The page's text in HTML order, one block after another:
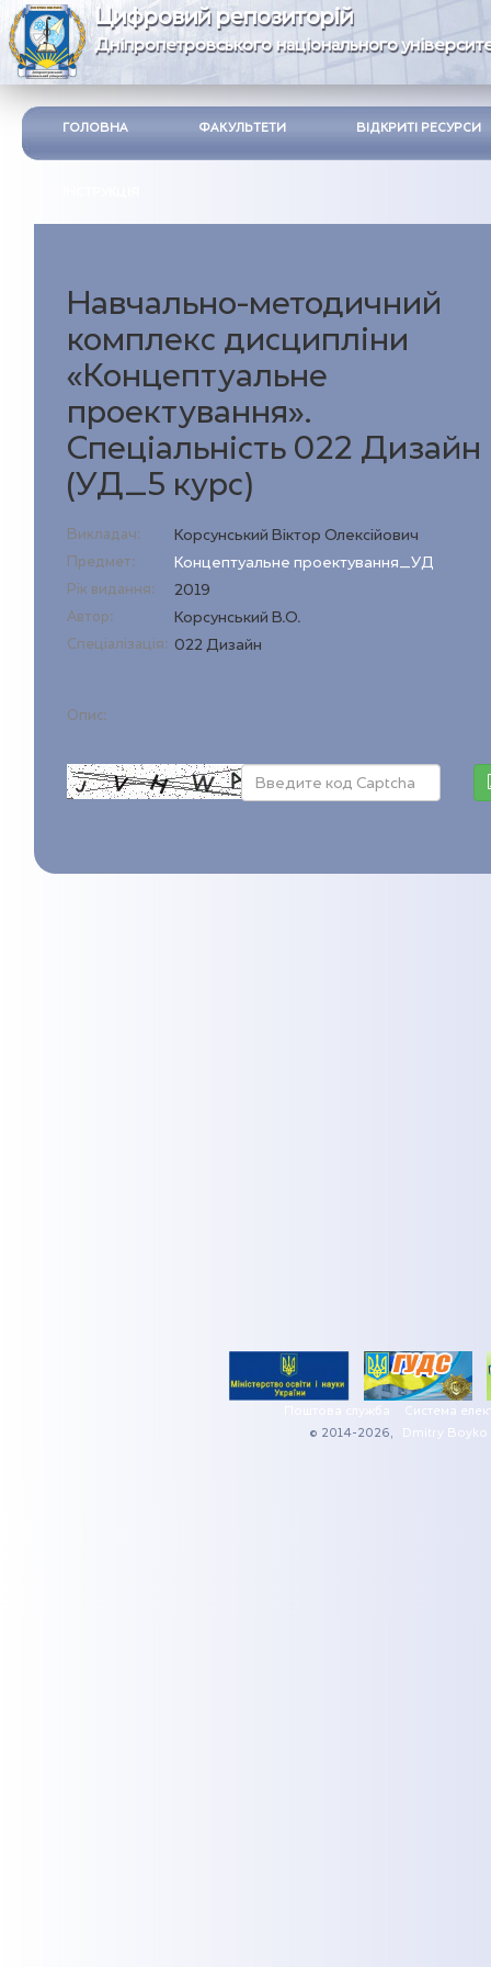
Цифровий репозиторій
Дніпропетровського національного
ГОЛОВНА ФАКУЛЬТЕТИ ВІДКРИТІ РЕСУРСИ
Навчально-методичний
комплекс дисципліни
«Концептуальне
проектування».
Спеціальність 022 Дизайн
(УД_5 курс)
Викладач: Корсунський Віктор Олексійович
Предмет: Концептуальне проектування_УД
Рік видання: 2019
Автор: Корсунський В.О.
Спеціалізація: 022 Дизайн
Опис:
Поштова служба
Система
© 2014-2026,
Dmitry Boyko